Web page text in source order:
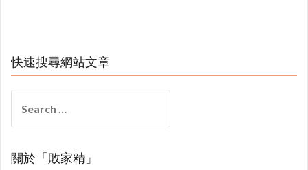
快速搜尋網站文章
for:
關於「敗家精」